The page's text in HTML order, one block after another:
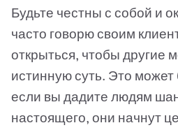
Будьте честны с собой и
часто говорю своим
открыться, чтобы другие
истинную суть. Это
если вы дадите людям
настоящего, они начнут